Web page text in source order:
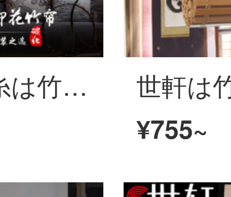
世軒炭化の細い糸は竹のカーテンを印刷してカーテンを巻いて中国式の禅のイタリアの復古的な仕切りをして遮光します
¥755~